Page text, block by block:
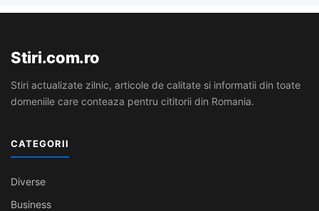
Stiri.com.ro
Stiri actualizate zilnic, articole de calitate si informatii din toate
domeniile care conteaza pentru cititorii din Romania.
CATEGORII
Diverse
Business